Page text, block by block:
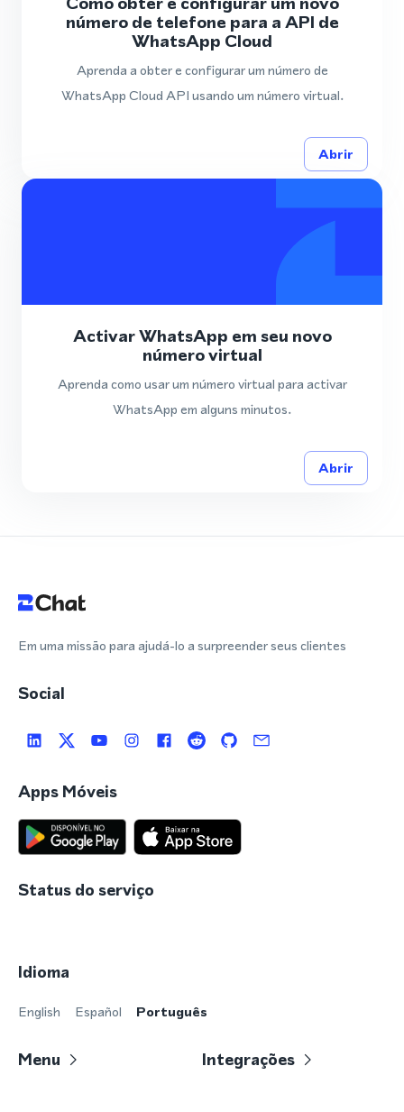
número de telefone para a API de
WhatsApp Cloud
Aprenda a obter e configurar um número de
WhatsApp Cloud API usando um número virtual.
Abrir
Activar WhatsApp em seu novo
número virtual
Aprenda como usar um número virtual para activar
WhatsApp em alguns minutos.
Abrir
Em uma missão para ajudá-lo a surpreender seus clientes
Social
Apps Móveis
Status do serviço
Idioma
English Español Português
Menu Integrações